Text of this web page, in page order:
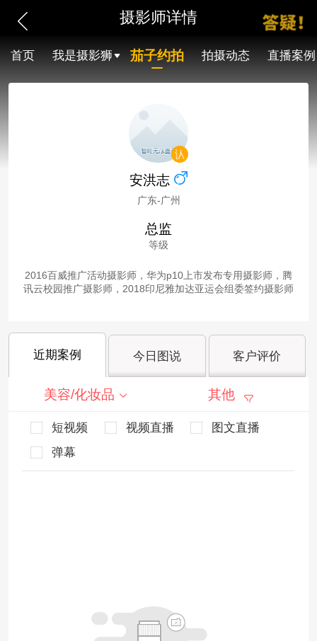
摄影师详情
首页 我是摄影狮 茄子约拍 拍摄动态 直播案例
安洪志
广东-广州
总监
等级
2016百威推广活动摄影师，华为p10上市发布专用摄影师，腾
讯云校园推广摄影师，2018印尼雅加达亚运会组委签约摄影师
近期案例 今日图说 客户评价
美容/化妆品 其他
短视频 视频直播
图文直播
弹幕